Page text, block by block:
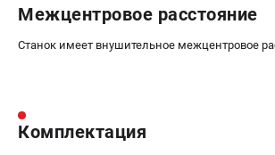
Межцентровое расстояние
Станок имеет внушительное межцентровое
Комплектация